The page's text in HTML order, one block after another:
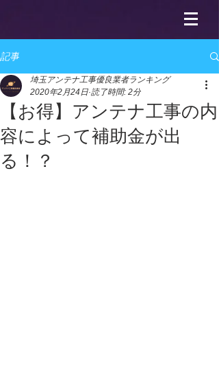
記事
【お得】アンテナ工事の内
容によって補助金が出
る！？
埼玉アンテナ工事優良業者ランキング
2020年2月24日 読了時間: 2分